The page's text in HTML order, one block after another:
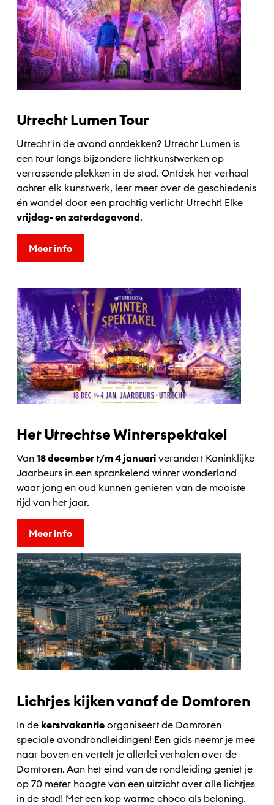
Utrecht Lumen Tour
Utrecht in de avond ontdekken? Utrecht Lumen is
een tour langs bijzondere lichtkunstwerken op
verrassende plekken in de stad. Ontdek het verhaal
achter elk kunstwerk, leer meer over de geschiedenis
én wandel door een prachtig verlicht Utrecht! Elke
vrijdag- en zaterdagavond.
Meer info
Het Utrechtse Winterspektakel
Van 18 december t/m 4 januari verandert Koninklijke
Jaarbeurs in een sprankelend winter wonderland
waar jong en oud kunnen genieten van de mooiste
tijd van het jaar.
Meer info
Lichtjes kijken vanaf de Domtoren
In de kerstvakantie organiseert de Domtoren
speciale avondrondleidingen! Een gids neemt je mee
naar boven en vertelt je allerlei verhalen over de
Domtoren. Aan het eind van de rondleiding geniet je
op 70 meter hoogte van een uitzicht over alle lichtjes
in de stad! Met een kop warme choco als beloning.